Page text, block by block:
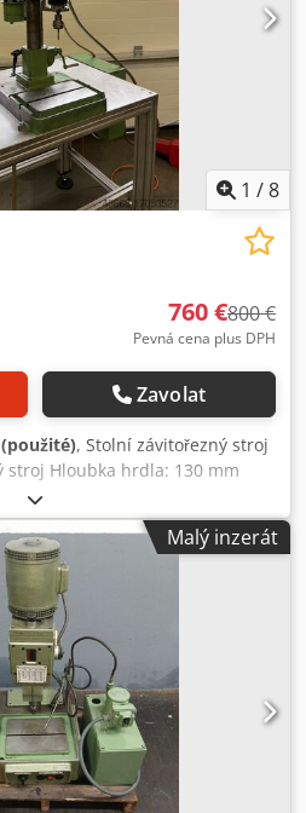
1 /8
760 €800 €
Pevná cena plus DPH
Zavolat
, Stolní závitořezný stroj
stroj Hloubka hrdla: 130 mm
nastavitelná Dvě rychlosti
i automatického ovládání.
x 350 mm x 750 mm ( d x š x v )
Můžeme pro vás také
zorganizovat Obdržíte
zákazníky lze vystavit i
je platné DIČ. Podmínkou je
náš obchod a podívejte se na
a ochranné známky
a jsou použity pouze k
Odchylky od technických
se mohou vyskytnout a
Afuock
Malý inzerát